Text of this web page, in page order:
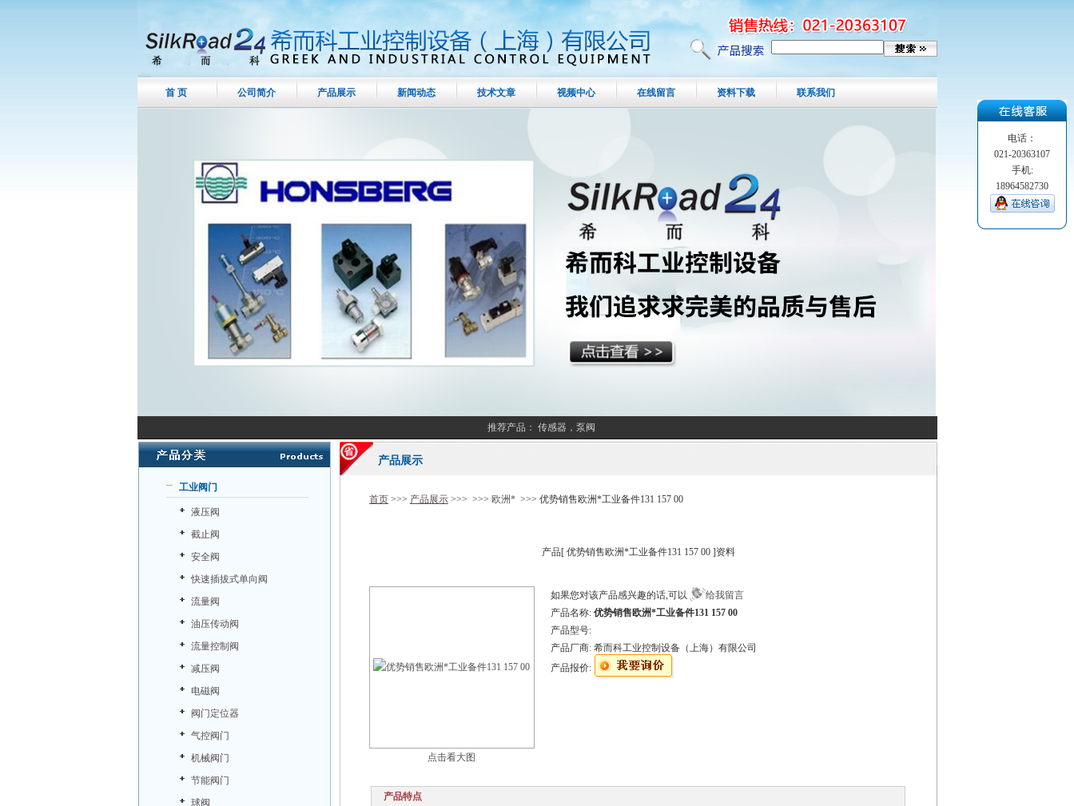
首 页 公司简介 产品展示 新闻动态 技术文章 视频中心 在线留言 资料下载 联系我们
推荐产品： 传感器，泵阀
工业阀门
液压阀
截止阀
安全阀
快速插拔式单向阀
流量阀
油压传动阀
流量控制阀
减压阀
电磁阀
阀门定位器
气控阀门
机械阀门
节能阀门
球阀
产品展示
首页>>> 产品展示>>> >>> 欧洲*>>> 优势销售欧洲*工业备件131 157 00
产品[优势销售欧洲*工业备件131 157 00]资料
点击看大图
如果您对该产品感兴趣的话,可以
给我留言
产品名称: 优势销售欧洲*工业备件131 157 00
产品型号:
产品厂商: 希而科工业控制设备（上海）有限公司
产品报价:
产品特点
电话：
021-20363107
手机:
18964582730